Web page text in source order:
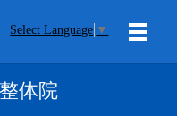
Select Language ▼
メニ
体院